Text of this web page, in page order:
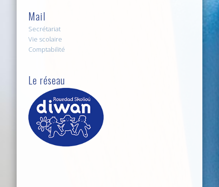
Mail
Secrétariat
Vie scolaire
Comptabilité
Le réseau